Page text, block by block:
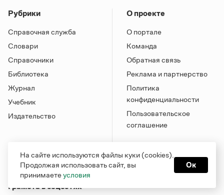
Рубрики
Справочная служба
Словари
Справочники
Библиотека
Журнал
Учебник
Издательство
О проекте
О портале
Команда
Обратная связь
Реклама и партнерство
Политика
конфиденциальности
Пользовательское
соглашение
Грамота в соцсетях
На сайте используются файлы куки (cookies).
Продолжая использовать сайт, вы
принимаетеусловия
Ок